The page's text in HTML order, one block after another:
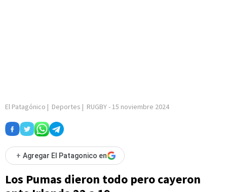
El Patagónico | Deportes | RUGBY- 15 noviembre 2024
+ Agregar El Patagonico en
Los Pumas dieron todo pero cayeron